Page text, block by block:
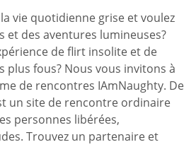
vie quotidienne grise et voulez
et des aventures lumineuses?
de flirt insolite et de
plus fous? Nous vous invitons à
de rencontres IAmNaughty. De
un site de rencontre ordinaire
personnes libérées,
Trouvez un partenaire et